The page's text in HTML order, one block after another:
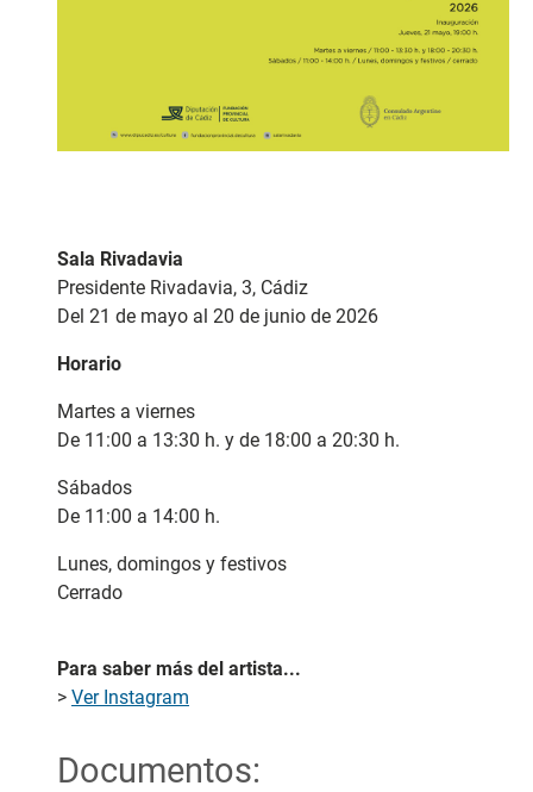
Sala Rivadavia
Presidente Rivadavia, 3, Cádiz
Del 21 de mayo al 20 de junio de 2026
Horario
Martes a viernes
De 11:00 a 13:30 h. y de 18:00 a 20:30 h.
Sábados
De 11:00 a 14:00 h.
Lunes, domingos y festivos
Cerrado
Para saber más del artista...
> Ver Instagram
Documentos: